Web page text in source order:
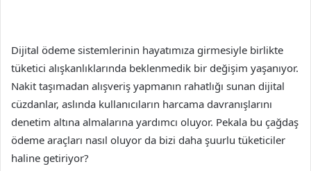
Dijital ödeme sistemlerinin hayatımıza girmesiyle birlikte
tüketici alışkanlıklarında beklenmedik bir değişim yaşanıyor.
Nakit taşımadan alışveriş yapmanın rahatlığı sunan dijital
cüzdanlar, aslında kullanıcıların harcama davranışlarını
denetim altına almalarına yardımcı oluyor. Pekala bu çağdaş
ödeme araçları nasıl oluyor da bizi daha şuurlu tüketiciler
haline getiriyor?